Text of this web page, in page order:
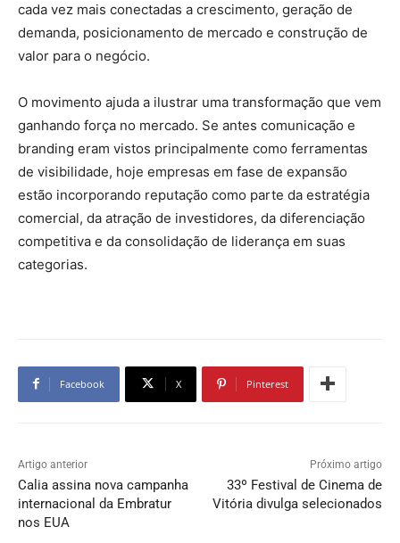
cada vez mais conectadas a crescimento, geração de
demanda, posicionamento de mercado e construção de
valor para o negócio.
O movimento ajuda a ilustrar uma transformação que vem
ganhando força no mercado. Se antes comunicação e
branding eram vistos principalmente como ferramentas
de visibilidade, hoje empresas em fase de expansão
estão incorporando reputação como parte da estratégia
comercial, da atração de investidores, da diferenciação
competitiva e da consolidação de liderança em suas
categorias.
Facebook X Pinterest
Artigo anterior
Calia assina nova campanha
internacional da Embratur
nos EUA
Próximo artigo
33º Festival de Cinema de
Vitória divulga selecionados